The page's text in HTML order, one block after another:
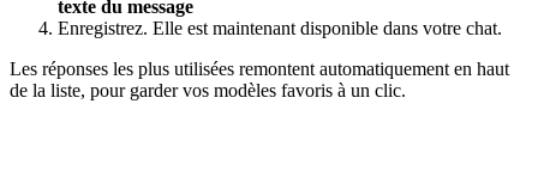
texte du message
Enregistrez. Elle est maintenant disponible dans votre chat.
Les réponses les plus utilisées remontent automatiquement en haut
de la liste, pour garder vos modèles favoris à un clic.